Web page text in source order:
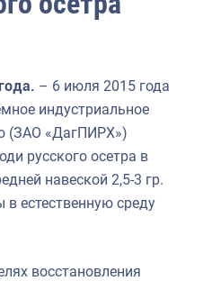
– 6 июля 2015 года
индустриальное
(ЗАО «ДагПИРХ»)
русского осетра в
навеской 2,5-3 гр.
естественную среду
восстановления